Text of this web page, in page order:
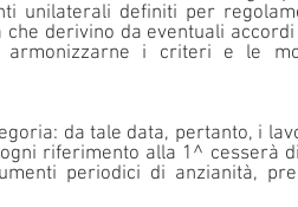
unilaterali definiti per
derivino da eventuali
i criteri e le
da tale data, pertanto, i
riferimento alla 1^ cesserà
periodici di anzianità,